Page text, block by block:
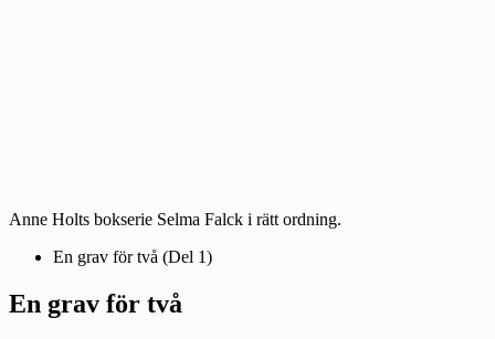
Anne Holts bokserie Selma Falck i rätt ordning.
En grav för två (Del 1)
En grav för två